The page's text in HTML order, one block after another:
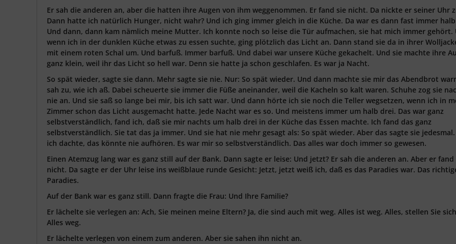
Er sah die anderen an, aber die hatten ihre Augen von ihm weggenommen. Er fand sie nicht. Da nickte er seiner Uhr
Dann hatte ich natürlich Hunger, nicht wahr? Und ich ging immer gleich in die Küche. Da war es dann fast immer
Und dann, dann kam nämlich meine Mutter. Ich konnte noch so leise die Tür aufmachen, sie hat mich immer gehört.
wenn ich in der dunklen Küche etwas zu essen suchte, ging plötzlich das Licht an. Dann stand sie da in ihrer
mit einem roten Schal um. Und barfuß. Immer barfuß. Und dabei war unsere Küche gekachelt. Und sie machte ihre
ganz klein, weil ihr das Licht so hell war. Denn sie hatte ja schon geschlafen. Es war ja Nacht.
So spät wieder, sagte sie dann. Mehr sagte sie nie. Nur: So spät wieder. Und dann machte sie mir das Abendbrot
sah zu, wie ich aß. Dabei scheuerte sie immer die Füße aneinander, weil die Kacheln so kalt waren. Schuhe zog sie
nie an. Und sie saß so lange bei mir, bis ich satt war. Und dann hörte ich sie noch die Teller wegsetzen, wenn ich in
Zimmer schon das Licht ausgemacht hatte. Jede Nacht war es so. Und meistens immer um halb drei. Das war ganz
selbstverständlich, fand ich, daß sie mir nachts um halb drei in der Küche das Essen machte. Ich fand das ganz
selbstverständlich. Sie tat das ja immer. Und sie hat nie mehr gesagt als: So spät wieder. Aber das sagte sie
ich dachte, das könnte nie aufhören. Es war mir so selbstverständlich. Das alles war doch immer so gewesen.
Einen Atemzug lang war es ganz still auf der Bank. Dann sagte er leise: Und jetzt? Er sah die anderen an. Aber er fand
nicht. Da sagte er der Uhr leise ins weißblaue runde Gesicht: Jetzt, jetzt weiß ich, daß es das Paradies war. Das
Paradies.
Auf der Bank war es ganz still. Dann fragte die Frau: Und Ihre Familie?
Er lächelte sie verlegen an: Ach, Sie meinen meine Eltern? Ja, die sind auch mit weg. Alles ist weg. Alles, stellen Sie
Alles weg.
Er lächelte verlegen von einem zum anderen. Aber sie sahen ihn nicht an.